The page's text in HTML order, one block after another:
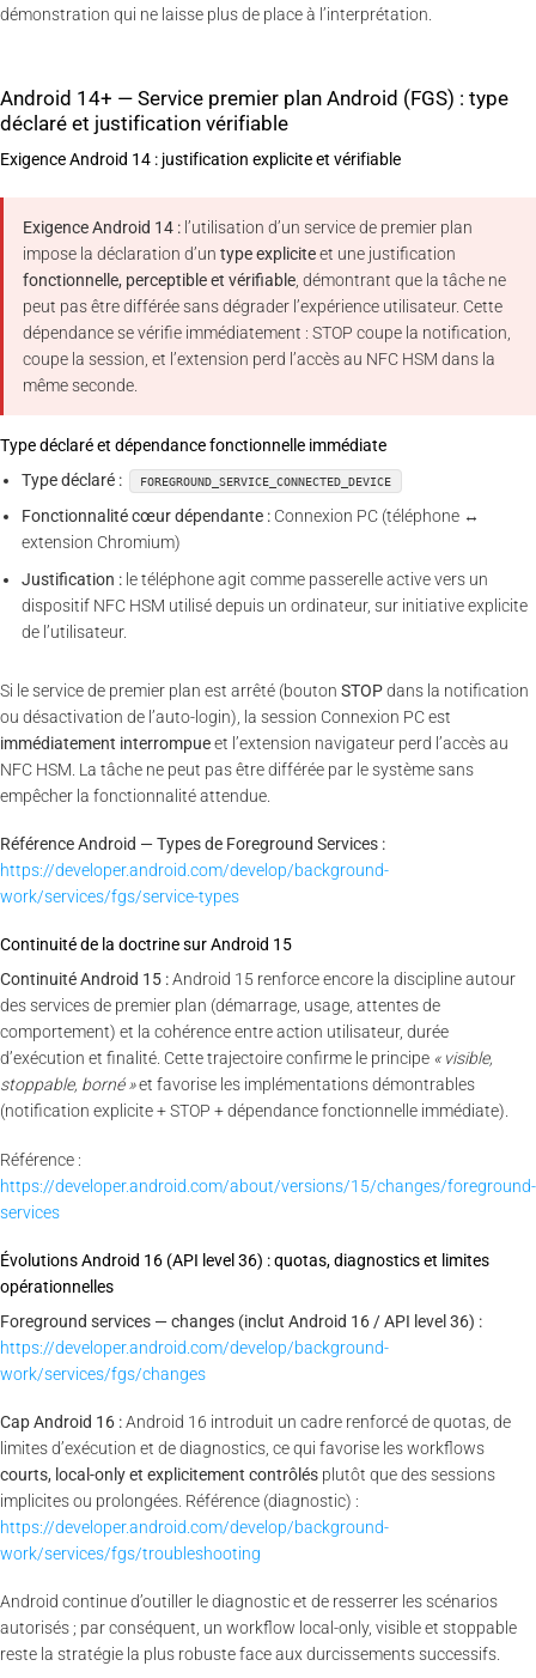
démonstration qui ne laisse plus de place à l’interprétation.
Android 14+ — Service premier plan Android (FGS) : type
déclaré et justification vérifiable
Exigence Android 14 : justification explicite et vérifiable
Exigence Android 14 : l’utilisation d’un service de premier plan
impose la déclaration d’un type expliciteet une justification
fonctionnelle, perceptible et vérifiable , démontrant que la tâche ne
peut pas être différée sans dégrader l’expérience utilisateur. Cette
dépendance se vérifie immédiatement : STOP coupe la notification,
coupe la session, et l’extension perd l’accès au NFC HSM dans la
même seconde.
Type déclaré et dépendance fonctionnelle immédiate
Type déclaré :
FOREGROUND_SERVICE_CONNECTED_DEVICE
Fonctionnalité cœur dépendante : Connexion PC (téléphone ↔
extension Chromium)
Justification : le téléphone agit comme passerelle active vers un
dispositif NFC HSM utilisé depuis un ordinateur, sur initiative explicite
de l’utilisateur.
Si le service de premier plan est arrêté (bouton STOPdans la notification
ou désactivation de l’auto-login), la session Connexion PC est
immédiatement interrompueet l’extension navigateur perd l’accès au
NFC HSM. La tâche ne peut pas être différée par le système sans
empêcher la fonctionnalité attendue.
Référence Android — Types de Foreground Services :
https://developer.android.com/develop/background-
work/services/fgs/service-types
Continuité de la doctrine sur Android 15
Continuité Android 15 :Android 15 renforce encore la discipline autour
des services de premier plan (démarrage, usage, attentes de
comportement) et la cohérence entre action utilisateur, durée
d’exécution et finalité. Cette trajectoire confirme le principe « visible,
stoppable, borné »et favorise les implémentations démontrables
(notification explicite + STOP + dépendance fonctionnelle immédiate).
Référence :
https://developer.android.com/about/versions/15/changes/foreground-
services
Évolutions Android 16 (API level 36) : quotas, diagnostics et limites
opérationnelles
Foreground services — changes (inclut Android 16 / API level 36) :
https://developer.android.com/develop/background-
work/services/fgs/changes
Cap Android 16 :Android 16 introduit un cadre renforcé de quotas, de
limites d’exécution et de diagnostics, ce qui favorise les workflows
courts, local-only et explicitement contrôlés plutôt que des sessions
implicites ou prolongées. Référence (diagnostic) :
https://developer.android.com/develop/background-
work/services/fgs/troubleshooting
Android continue d’outiller le diagnostic et de resserrer les scénarios
autorisés ; par conséquent, un workflow local-only, visible et stoppable
reste la stratégie la plus robuste face aux durcissements successifs.